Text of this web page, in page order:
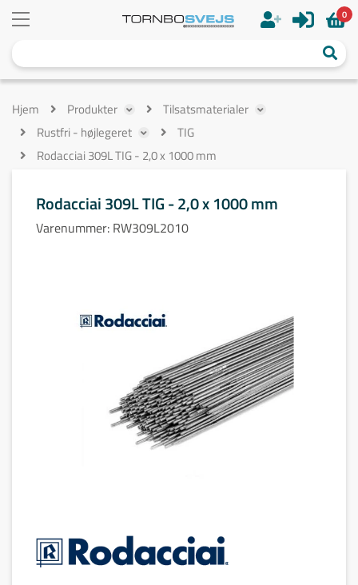
0
Hjem Produkter
Tilsatsmaterialer
Rustfri - højlegeret
TIG
Rodacciai 309L TIG - 2,0 x 1000 mm
Rodacciai 309L TIG - 2,0 x 1000 mm
Varenummer: RW309L2010